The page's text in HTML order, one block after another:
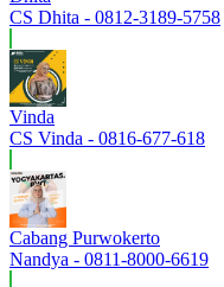
CS Dhita - 0812-3189-5758
Vinda
CS Vinda - 0816-677-618
Cabang Purwokerto
Nandya - 0811-8000-6619